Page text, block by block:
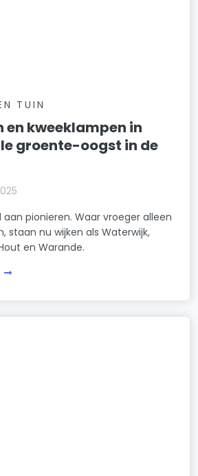
TUIN
en kweeklampen in
groente-oogst in de
aan pionieren. Waar vroeger alleen
staan nu wijken als Waterwijk,
en Warande.